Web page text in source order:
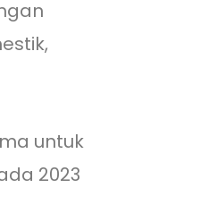
untuk
2023